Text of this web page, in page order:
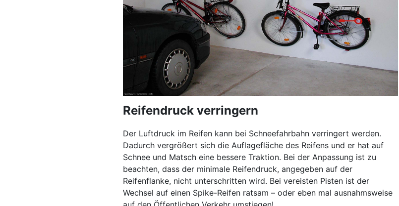
Reifendruck verringern
Der Luftdruck im Reifen kann bei Schneefahrbahn verringert werden.
Dadurch vergrößert sich die Auflagefläche des Reifens und er hat auf
Schnee und Matsch eine bessere Traktion. Bei der Anpassung ist zu
beachten, dass der minimale Reifendruck, angegeben auf der
Reifenflanke, nicht unterschritten wird. Bei vereisten Pisten ist der
Wechsel auf einen Spike-Reifen ratsam – oder eben mal ausnahmsweise